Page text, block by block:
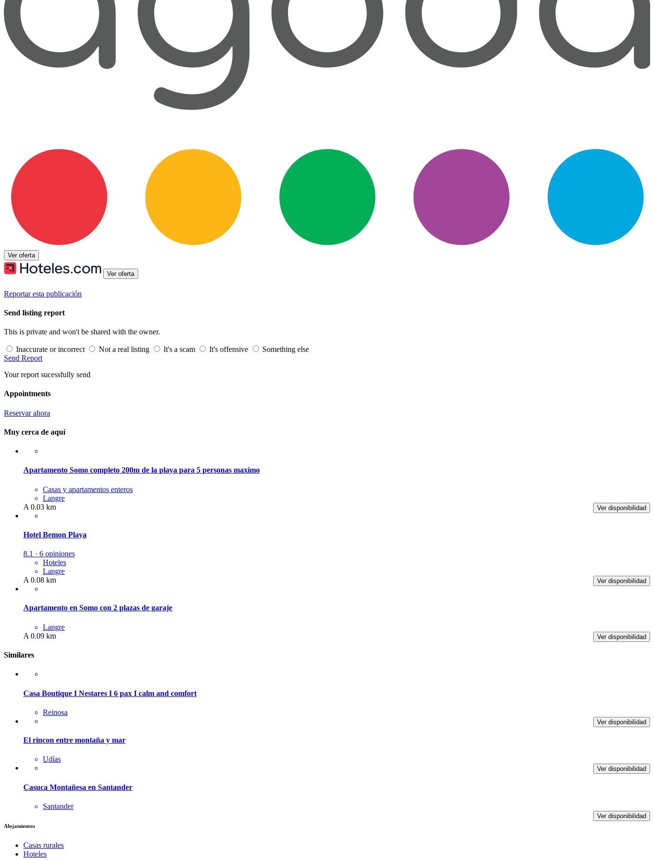
Ver oferta
Ver oferta
Reportar esta publicación
Send listing report
This is private and won't be shared with the owner.
Inaccurate or incorrect Not a real listing It's a scam It's offensive
Something else
Send Report
Your report sucessfully send
Appointments
Reservar ahora
Muy cerca de aquí
Apartamento Somo completo 200m de la playa para 5 personas maximo
Casas y apartamentos enteros
Langre
Ver disponibilidad
A 0.03 km
Hotel Bemon Playa
8.1 · 6 opiniones
Hoteles
Langre
Ver disponibilidad
A 0.08 km
Apartamento en Somo con 2 plazas de garaje
Langre
Ver disponibilidad
A 0.09 km
Similares
Casa Boutique I Nestares I 6 pax I calm and comfort
Reinosa
Ver disponibilidad
El rincon entre montaña y mar
Udías
Ver disponibilidad
Casuca Montañesa en Santander
Santander
Ver disponibilidad
Alojamientos
Casas rurales
Hoteles